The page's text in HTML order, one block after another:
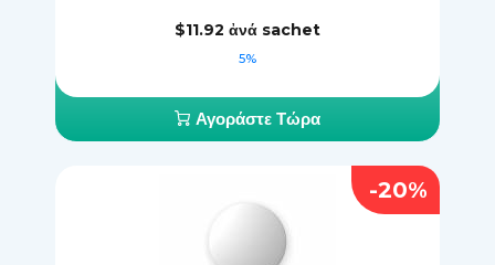
$11.92 ἀνά sachet
5%
Αγοράστε Τώρα
-20%